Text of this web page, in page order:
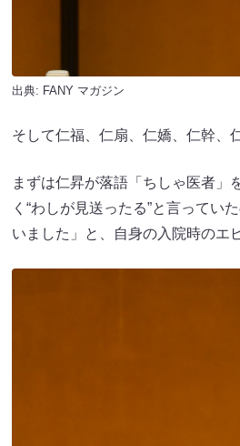
出典: FANY マガジン
そして仁福、仁扇、仁嬌、仁幹、
まずは仁昇が落語「ちしゃ医者」
く“わしが見送ったる”と言ってい
いました」と、自身の入院時のエ